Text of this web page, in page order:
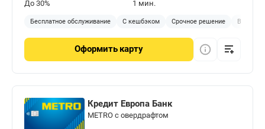
До 30%
1 мин.
Бесплатное обслуживание С кешбэком Срочное решение
Оформить карту
Кредит Европа Банк
METRO с овердрафтом